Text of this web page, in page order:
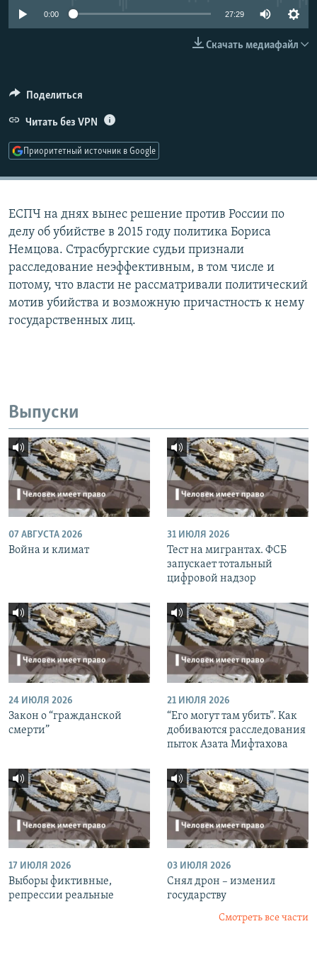
РАСПИСАНИЕ ВЕЩАНИЯ
0:00 27:29
Скачать медиафайл
Поделиться
Читать без VPN
Приоритетный источник в Google
ЕСПЧ на днях вынес решение против России по
делу об убийстве в 2015 году политика Бориса
Немцова. Страсбургские судьи признали
расследование неэффективным, в том числе и
потому, что власти не рассматривали политический
мотив убийства и возможную причастность к нему
государственных лиц.
Выпуски
07 АВГУСТА 2026
Война и климат
31 ИЮЛЯ 2026
Тест на мигрантах. ФСБ
запускает тотальный
цифровой надзор
24 ИЮЛЯ 2026
Закон о “гражданской
смерти”
21 ИЮЛЯ 2026
“Его могут там убить”. Как
добиваются расследования
пыток Азата Мифтахова
17 ИЮЛЯ 2026
Выборы фиктивные,
репрессии реальные
03 ИЮЛЯ 2026
Снял дрон – изменил
государству
Смотреть все части